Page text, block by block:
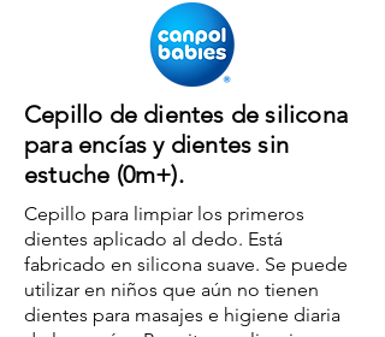
Cepillo de dientes de silicona
para encías y dientessin
estuche (0m+).
Cepillo para limpiar los primeros
dientes aplicado al dedo. Está
fabricado en silicona suave. Se puede
utilizar en niños que aún no tienen
dientes para masajes e higiene diaria